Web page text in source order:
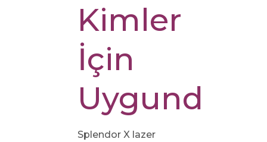
Kimler
İçin
Uygundur?
Splendor X lazer